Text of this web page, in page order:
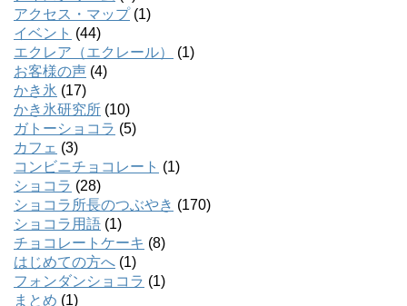
アクセス・マップ(1)
イベント (44)
エクレア（エクレール）
(1)
お客様の声 (4)
かき氷 (17)
かき氷研究所 (10)
ガトーショコラ (5)
カフェ (3)
コンビニチョコレート (1)
ショコラ (28)
ショコラ所長のつぶやき (170)
ショコラ用語 (1)
チョコレートケーキ (8)
はじめての方へ (1)
フォンダンショコラ (1)
まとめ (1)